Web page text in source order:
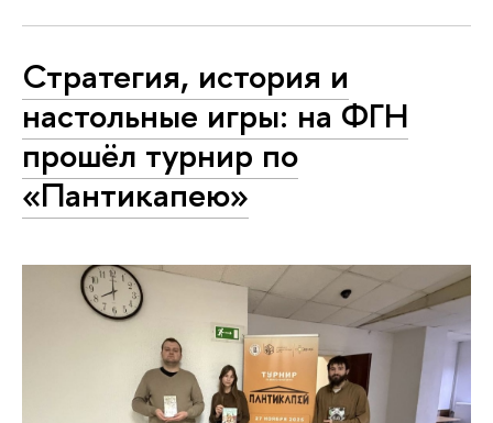
Стратегия, история и
настольные игры: на ФГН
прошёл турнир по
«Пантикапею»